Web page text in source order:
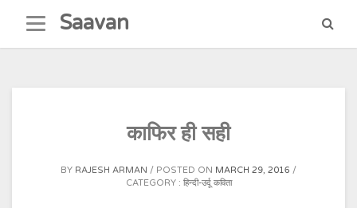
content
Saavan
काफिर ही सही
BY RAJESH ARMAN POSTED ON MARCH 29, 2016
CATEGORY : हिन्दी-उर्दू कविता